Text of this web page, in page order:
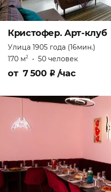
Кристофер. Арт-клуб
Улица 1905 года (16мин.)
170 м2 • 50 человек
от 7 500 ₽ /час